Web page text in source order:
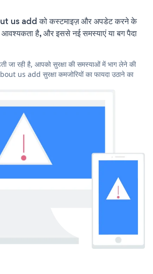
us add को कस्टमाइज़ और अपडेट करने के
है, और इससे नई समस्याएं या बग पैदा
जा रही है, आपको सुरक्षा की समस्याओं में भाग लेने की
us add सुरक्षा कमजोरियों का फायदा उठाने का